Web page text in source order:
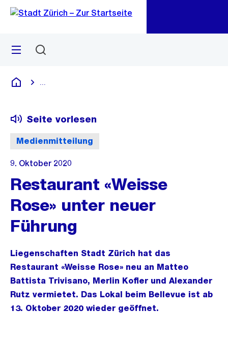
Navigation
Sprunglink
Menü
Deutsch
Medienmitteilung
Seite vorlesen
9. Oktober 2020
Restaurant «Weisse
Rose» unter neuer
Führung
Liegenschaften Stadt Zürich hat das
Restaurant «Weisse Rose» neu an Matteo
Battista Trivisano, Merlin Kofler und Alexander
Rutz vermietet. Das Lokal beim Bellevue ist ab
13. Oktober 2020 wieder geöffnet.